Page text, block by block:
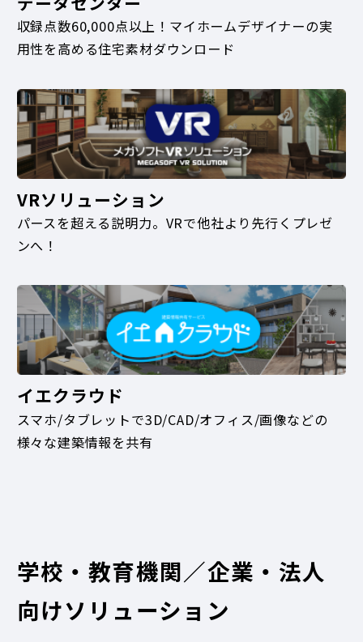
収録点数60,000点以上！マイホームデザイナーの実
用性を高める住宅素材ダウンロード
VRソリューション
パースを超える説明力。VRで他社より先行くプレゼ
ンへ！
イエクラウド
スマホ/タブレットで3D/CAD/オフィス/画像などの
様々な建築情報を共有
学校・教育機関／企業・法人
向けソリューション